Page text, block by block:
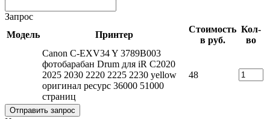
Запрос
Модель
Принтер
Стоимость
в руб.
Кол-
во
Canon C-EXV34 Y 3789B003
фотобарабан Drum для iR C2020
2025 2030 2220 2225 2230 yellow
оригинал ресурс 36000 51000
страниц
48
Отправить запрос